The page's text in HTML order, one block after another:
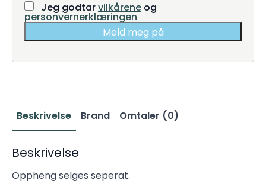
Jeg godtarvilkårene og
personvernerklæringen
Meld meg på
Beskrivelse Brand Omtaler (0)
Beskrivelse
Oppheng selges seperat.